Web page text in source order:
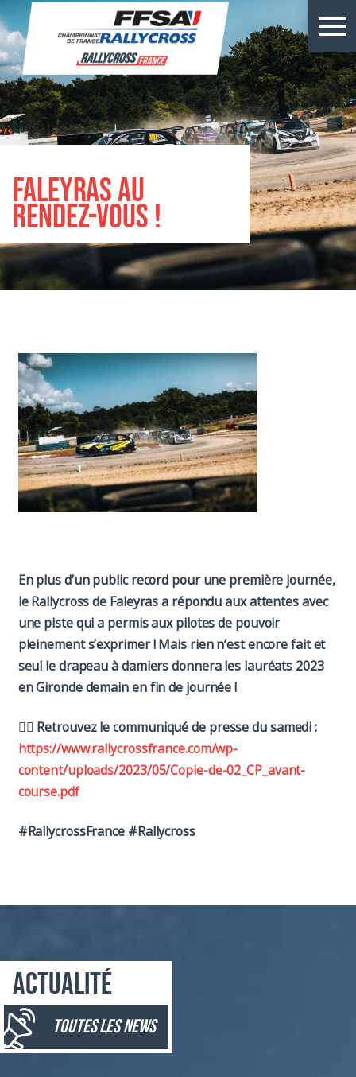
Résultats Kerlabo
Actus
Épreuves
Championnats
Billetterie
Rallycross
Paddock
Organisation
Faleyras au
rendez-vous !
En plus d’un public record pour une première journée,
le Rallycross de Faleyras a répondu aux attentes avec
une piste qui a permis aux pilotes de pouvoir
pleinement s’exprimer ! Mais rien n’est encore fait et
seul le drapeau à damiers donnera les lauréats 2023
en Gironde demain en fin de journée !
👉🏼 Retrouvez le communiqué de presse du samedi :
https://www.rallycrossfrance.com/wp-
content/uploads/2023/05/Copie-de-02_CP_avant-
course.pdf
#RallycrossFrance #Rallycross
Actualité
toutes les news